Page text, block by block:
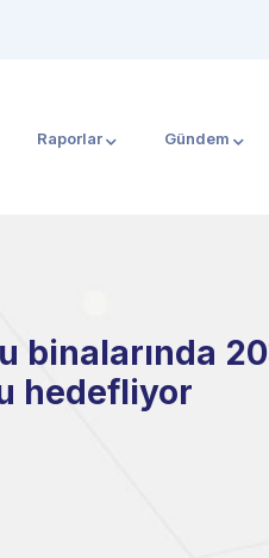
Raporlar Gündem
binalarında
hedefliyor